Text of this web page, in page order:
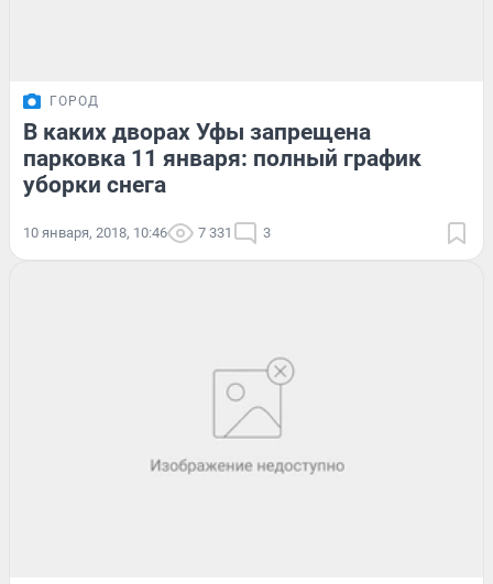
ГОРОД
В каких дворах Уфы запрещена
парковка 11 января: полный график
уборки снега
10 января, 2018, 10:46 7 331 3